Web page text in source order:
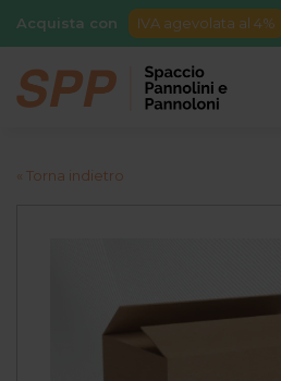
Acquista con IVA agevolata al 4%
« Torna indietro